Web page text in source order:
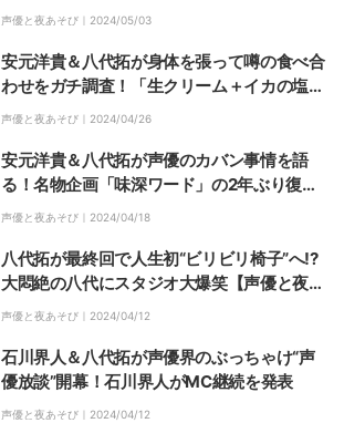
然
声優と夜あそび｜ 2024/05/03
安元洋貴＆八代拓が身体を張って噂の食べ合
わせをガチ調査！「生クリーム＋イカの塩
辛」は“スーパー寝起き”ならショートケーキ
声優と夜あそび｜ 2024/04/26
安元洋貴＆八代拓が声優のカバン事情を語
る！名物企画「味深ワード」の2年ぶり復活
も
声優と夜あそび｜ 2024/04/18
八代拓が最終回で人生初“ビリビリ椅子”へ!?
大悶絶の八代にスタジオ大爆笑【声優と夜あ
そび】
声優と夜あそび｜ 2024/04/12
石川界人＆八代拓が声優界のぶっちゃけ“声
優放談”開幕！石川界人がMC継続を発表
声優と夜あそび｜ 2024/04/12